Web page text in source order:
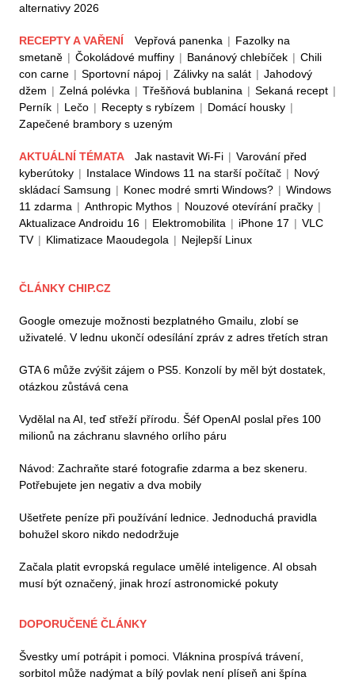
alternativy 2026
RECEPTY A VAŘENÍ Vepřová panenka | Fazolky na
smetaně | Čokoládové muffiny | Banánový chlebíček | Chili
con carne | Sportovní nápoj | Zálivky na salát | Jahodový
džem | Zelná polévka | Třešňová bublanina | Sekaná recept |
Perník | Lečo | Recepty s rybízem | Domácí housky |
Zapečené brambory s uzeným
AKTUÁLNÍ TÉMATA Jak nastavit Wi-Fi | Varování před
kyberútoky | Instalace Windows 11 na starší počítač | Nový
skládací Samsung | Konec modré smrti Windows? | Windows
11 zdarma | Anthropic Mythos | Nouzové otevírání pračky |
Aktualizace Androidu 16 | Elektromobilita | iPhone 17 | VLC
TV | Klimatizace Maoudegola | Nejlepší Linux
ČLÁNKY CHIP.CZ
Google omezuje možnosti bezplatného Gmailu, zlobí se
uživatelé. V lednu ukončí odesílání zpráv z adres třetích stran
GTA 6 může zvýšit zájem o PS5. Konzolí by měl být dostatek,
otázkou zůstává cena
Vydělal na AI, teď střeží přírodu. Šéf OpenAI poslal přes 100
milionů na záchranu slavného orlího páru
Návod: Zachraňte staré fotografie zdarma a bez skeneru.
Potřebujete jen negativ a dva mobily
Ušetřete peníze při používání lednice. Jednoduchá pravidla
bohužel skoro nikdo nedodržuje
Začala platit evropská regulace umělé inteligence. AI obsah
musí být označený, jinak hrozí astronomické pokuty
DOPORUČENÉ ČLÁNKY
Švestky umí potrápit i pomoci. Vláknina prospívá trávení,
sorbitol může nadýmat a bílý povlak není plíseň ani špína